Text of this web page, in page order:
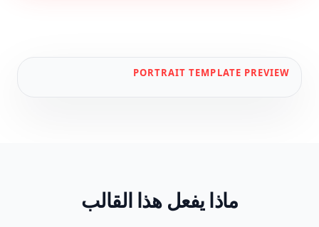
PORTRAIT TEMPLATE PREVIEW
ماذا يفعل هذا القالب